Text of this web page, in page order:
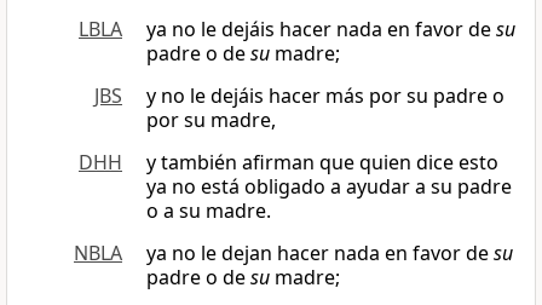
LBLA ya no le dejáis hacer nada en favor desu
padre o desu madre;
JBS
y no le dejáis hacer más por su padre o
por su madre,
DHH
y también afirman que quien dice esto
ya no está obligado a ayudar a su padre
o a su madre.
NBLA
ya no le dejan hacer nada en favor desu
padre o desu madre;